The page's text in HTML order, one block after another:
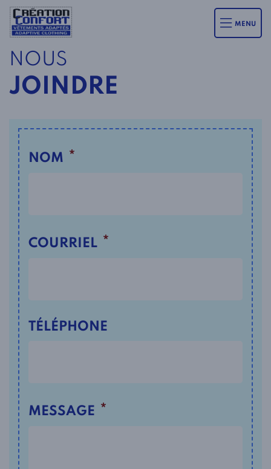
MENU
NOUS
JOINDRE
NOM *
COURRIEL *
TÉLÉPHONE
MESSAGE *